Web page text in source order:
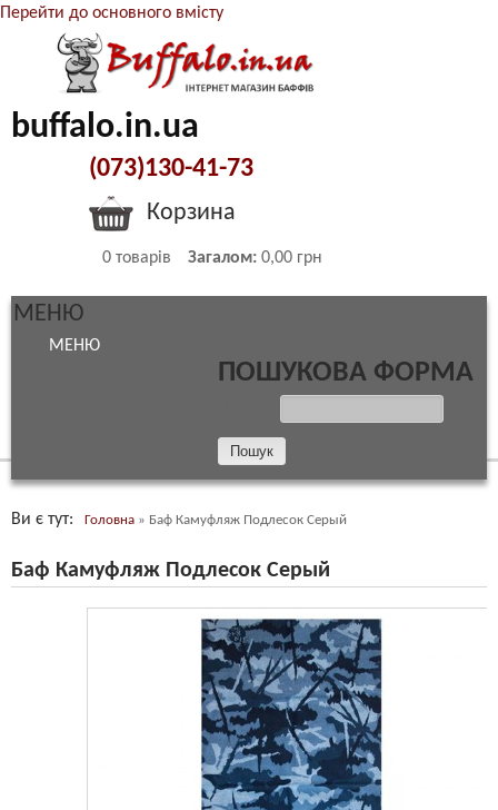
Перейти до основного вмісту
buffalo.in.ua
(073)130-41-73
Корзина
0 товарів Загалом: 0,00 грн
МЕНЮ
МЕНЮ
ПОШУКОВА ФОРМА
Ви є тут Головна » Баф Камуфляж Подлесок Серый
Баф Камуфляж Подлесок Серый